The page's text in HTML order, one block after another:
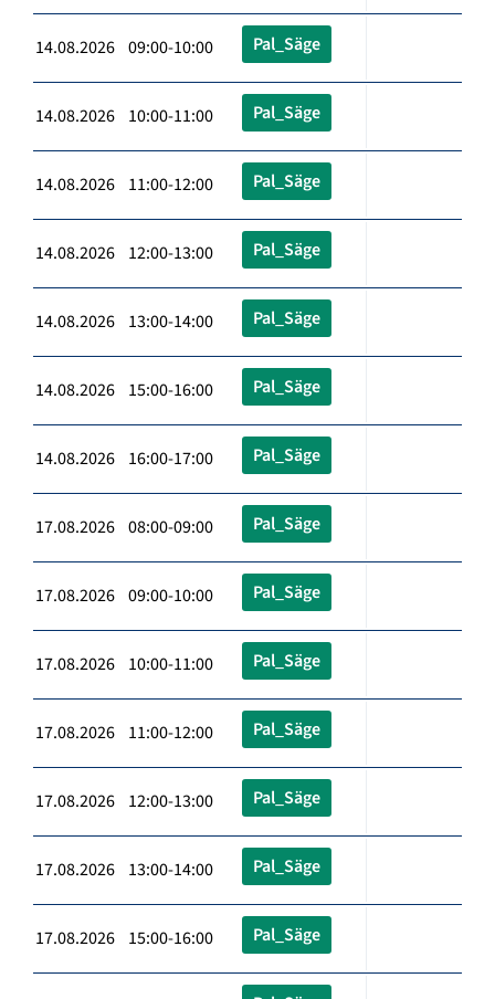
14.08.2026 09:00-10:00 Pal_Säge
14.08.2026 10:00-11:00 Pal_Säge
14.08.2026 11:00-12:00 Pal_Säge
14.08.2026 12:00-13:00 Pal_Säge
14.08.2026 13:00-14:00 Pal_Säge
14.08.2026 15:00-16:00 Pal_Säge
14.08.2026 16:00-17:00 Pal_Säge
17.08.2026 08:00-09:00 Pal_Säge
17.08.2026 09:00-10:00 Pal_Säge
17.08.2026 10:00-11:00 Pal_Säge
17.08.2026 11:00-12:00 Pal_Säge
17.08.2026 12:00-13:00 Pal_Säge
17.08.2026 13:00-14:00 Pal_Säge
17.08.2026 15:00-16:00 Pal_Säge